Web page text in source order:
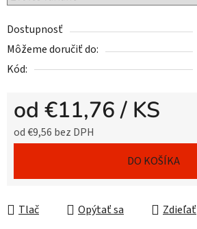
Dostupnosť
Môžeme doručiť do:
Kód:
od €11,76 / KS
od€9,56 bez DPH
DO KOŠÍKA
Tlač Opýtať sa Zdieľať